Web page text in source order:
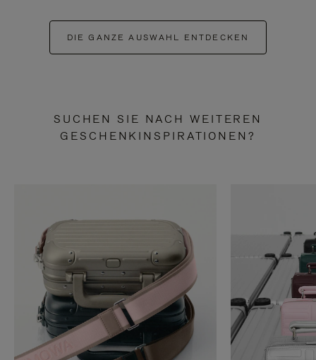
DIE GANZE AUSWAHL ENTDECKEN
SUCHEN SIE NACH WEITEREN
GESCHENKINSPIRATIONEN?